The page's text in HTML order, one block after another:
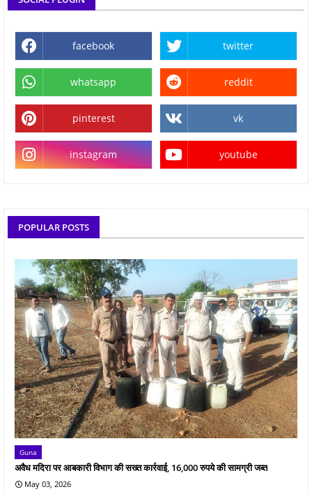
facebook twitter
whatsapp reddit
pinterest vk
instagram youtube
POPULAR POSTS
Guna
अवैध मदिरा पर आबकारी विभाग की सख्त कार्रवाई, 16,000 रुपये की सामग्री जब्त
May 03, 2026